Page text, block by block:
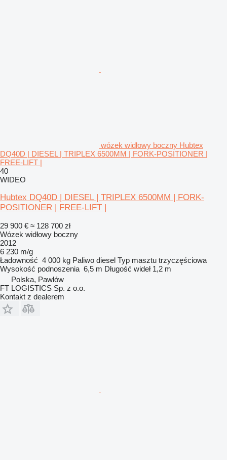
wózek widłowy boczny Hubtex
DQ40D | DIESEL | TRIPLEX 6500MM | FORK-POSITIONER |
FREE-LIFT |
40
WIDEO
Hubtex DQ40D | DIESEL | TRIPLEX 6500MM | FORK-
POSITIONER | FREE-LIFT |
29 900 € ≈ 128 700 zł
Wózek widłowy boczny
2012
6 230 m/g
Ładowność 4 000 kg Paliwo diesel Typ masztu trzyczęściowa
Wysokość podnoszenia 6,5 m Długość wideł 1,2 m
Polska, Pawłów
FT LOGISTICS Sp. z o.o.
Kontakt z dealerem